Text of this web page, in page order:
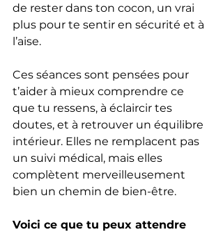
de rester dans ton cocon, un vrai
plus pour te sentir en sécurité et à
l’aise.
Ces séances sont pensées pour
t’aider à mieux comprendre ce
que tu ressens, à éclaircir tes
doutes, et à retrouver un équilibre
intérieur. Elles ne remplacent pas
un suivi médical, mais elles
complètent merveilleusement
bien un chemin de bien-être.
Voici ce que tu peux attendre